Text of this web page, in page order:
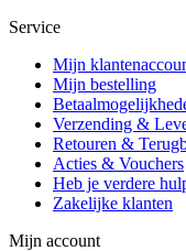
Service
Mijn
Mijn bestelling
Verzending &
Retouren &
Acties & Vouchers
Heb je verdere
Zakelijke klanten
Mijn account